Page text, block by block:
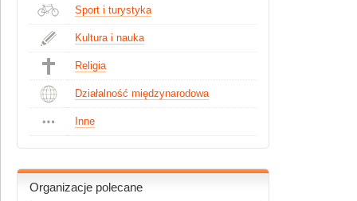
Sport i turystyka
Kultura i nauka
Religia
Działalność międzynarodowa
Inne
Organizacje polecane